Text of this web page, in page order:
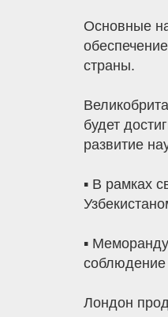
Основные
страны.
будет
развитие
▪️ В рамках
▪️
Лондон